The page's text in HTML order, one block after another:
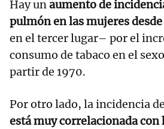
Hay unaumento de
pulmón en las mujeres
en el tercer lugar– por el
consumo de tabaco en el
partir de 1970.
Por otro lado, la incidencia
está muy correlacionada